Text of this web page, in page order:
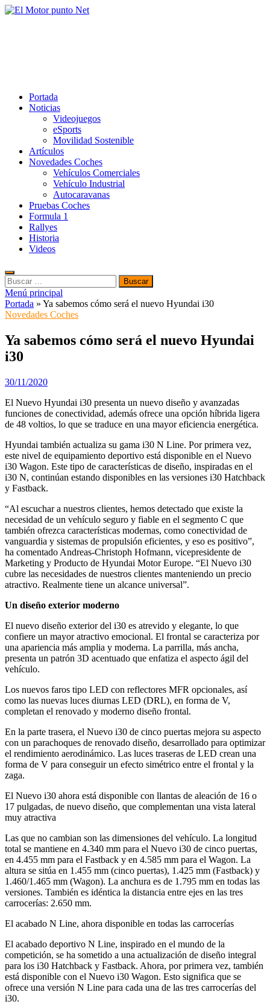
Saltar
Portada
Noticias
Videojuegos
eSports
Movilidad Sostenible
Artículos
Novedades Coches
Vehículos Comerciales
Vehículo Industrial
Autocaravanas
Pruebas Coches
Formula 1
Rallyes
Historia
Videos
Buscar:
Menú principal
Portada » Ya sabemos cómo será el nuevo Hyundai i30
Novedades Coches
Ya sabemos cómo será el nuevo Hyundai
i30
30/11/2020
El Nuevo Hyundai i30 presenta un nuevo diseño y avanzadas
funciones de conectividad, además ofrece una opción híbrida ligera
de 48 voltios, lo que se traduce en una mayor eficiencia energética.
Hyundai también actualiza su gama i30 N Line. Por primera vez,
este nivel de equipamiento deportivo está disponible en el Nuevo
i30 Wagon. Este tipo de características de diseño, inspiradas en el
i30 N, continúan estando disponibles en las versiones i30 Hatchback
y Fastback.
“Al escuchar a nuestros clientes, hemos detectado que existe la
necesidad de un vehículo seguro y fiable en el segmento C que
también ofrezca características modernas, como conectividad de
vanguardia y sistemas de propulsión eficientes, y eso es positivo”,
ha comentado Andreas-Christoph Hofmann, vicepresidente de
Marketing y Producto de Hyundai Motor Europe. “El Nuevo i30
cubre las necesidades de nuestros clientes manteniendo un precio
atractivo. Realmente tiene un alcance universal”.
Un diseño exterior moderno
El nuevo diseño exterior del i30 es atrevido y elegante, lo que
confiere un mayor atractivo emocional. El frontal se caracteriza por
una apariencia más amplia y moderna. La parrilla, más ancha,
presenta un patrón 3D acentuado que enfatiza el aspecto ágil del
vehículo.
Los nuevos faros tipo LED con reflectores MFR opcionales, así
como las nuevas luces diurnas LED (DRL), en forma de V,
completan el renovado y moderno diseño frontal.
En la parte trasera, el Nuevo i30 de cinco puertas mejora su aspecto
con un parachoques de renovado diseño, desarrollado para optimizar
el rendimiento aerodinámico. Las luces traseras de LED crean una
forma de V para conseguir un efecto simétrico entre el frontal y la
zaga.
El Nuevo i30 ahora está disponible con llantas de aleación de 16 o
17 pulgadas, de nuevo diseño, que complementan una vista lateral
muy atractiva
Las que no cambian son las dimensiones del vehículo. La longitud
total se mantiene en 4.340 mm para el Nuevo i30 de cinco puertas,
en 4.455 mm para el Fastback y en 4.585 mm para el Wagon. La
altura se sitúa en 1.455 mm (cinco puertas), 1.425 mm (Fastback) y
1.460/1.465 mm (Wagon). La anchura es de 1.795 mm en todas las
versiones. También es idéntica la distancia entre ejes en las tres
carrocerías: 2.650 mm.
El acabado N Line, ahora disponible en todas las carrocerías
El acabado deportivo N Line, inspirado en el mundo de la
competición, se ha sometido a una actualización de diseño integral
para los i30 Hatchback y Fastback. Ahora, por primera vez, también
está disponible con el Nuevo i30 Wagon. Esto significa que se
ofrece una versión N Line para cada una de las tres carrocerías del
i30.